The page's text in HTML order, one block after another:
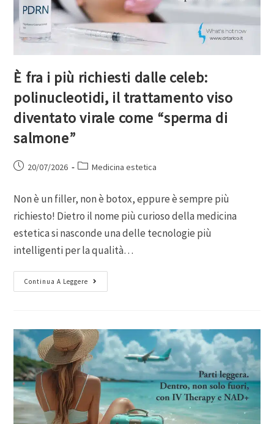
È fra i più richiesti dalle celeb:
polinucleotidi, il trattamento viso
diventato virale come “sperma di
salmone”
20/07/2026 Medicina estetica
Non è un filler, non è botox, eppure è sempre più
richiesto! Dietro il nome più curioso della medicina
estetica si nasconde una delle tecnologie più
intelligenti per la qualità…
Continua A Leggere